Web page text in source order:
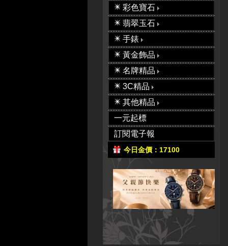
彩色寶石
翡翠玉石
手錶
黃金飾品
名牌精品
3C精品
其他精品
一元起標
訂閱電子報
今日金價：17100